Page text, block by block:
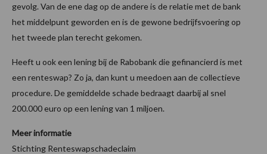
gevolg. Van de ene dag op de andere is de relatie met de bank
het middelpunt geworden en is de gewone bedrijfsvoering op
het tweede plan terecht gekomen.
Heeft u ook een lening bij de Rabobank die gefinancierd is met
een renteswap? Zo ja, dan kunt u meedoen aan de collectieve
procedure. De gemiddelde schade bedraagt daarbij al snel
200.000 euro op een lening van 1 miljoen.
Meer informatie
Stichting Renteswapschadeclaim